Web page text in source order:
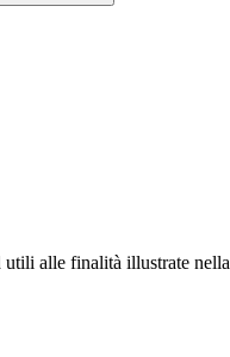
utili alle finalità illustrate nella